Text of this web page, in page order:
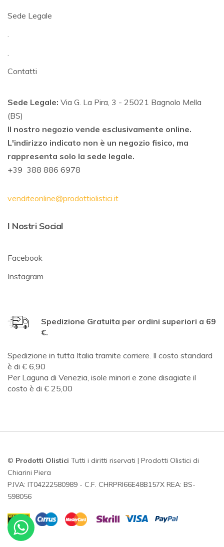
Sede Legale
.
.
Contatti
Sede Legale: Via G. La Pira, 3 - 25021 Bagnolo Mella
(BS)
Il nostro negozio vende esclusivamente online.
L'indirizzo indicato non è un negozio fisico, ma
rappresenta solo la sede legale.
+39 388 886 6978
venditeonline@prodottiolistici.it
I Nostri Social
Facebook
Instagram
Spedizione Gratuita per ordini superiori a 69
€.
Spedizione in tutta Italia tramite corriere. Il costo standard
è di € 6,90
Per Laguna di Venezia, isole minori e zone disagiate il
costo è di € 25,00
© Prodotti Olistici Tutti i diritti riservati | Prodotti Olistici di
Chiarini Piera
P.IVA: IT04222580989 - C.F. CHRPRI66E48B157X REA: BS-
598056